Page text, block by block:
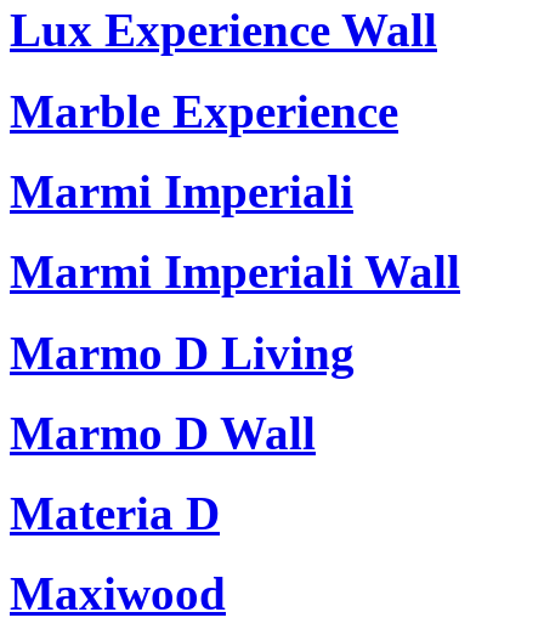
Lux Experience Wall
Marble Experience
Marmi Imperiali
Marmi Imperiali Wall
Marmo D Living
Marmo D Wall
Materia D
Maxiwood